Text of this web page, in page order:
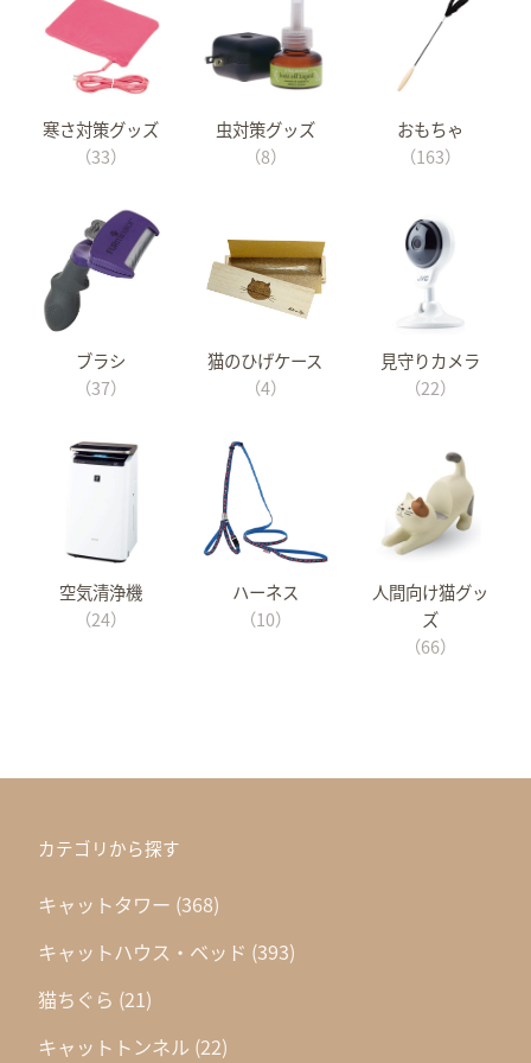
寒さ対策グッズ
（33）
虫対策グッズ
（8）
おもちゃ
（163）
ブラシ
（37）
猫のひげケース
（4）
見守りカメラ
（22）
空気清浄機
（24）
ハーネス
（10）
人間向け猫グッ
ズ
（66）
カテゴリから探す
キャットタワー (368)
キャットハウス・ベッド (393)
猫ちぐら (21)
キャットトンネル (22)